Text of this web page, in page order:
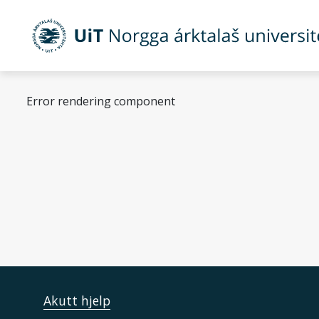
Gå til hovedinnhold
Error rendering component
Akutt hjelp